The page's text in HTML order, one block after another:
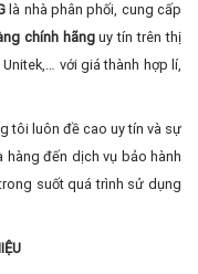
là nhà phân phối, cung cấp
chính hãnguy tín trên thị
với giá thành hợp lí,
tôi luôn đề cao uy tín và sự
hàng đến dịch vụ bảo hành
suốt quá trình sử dụng